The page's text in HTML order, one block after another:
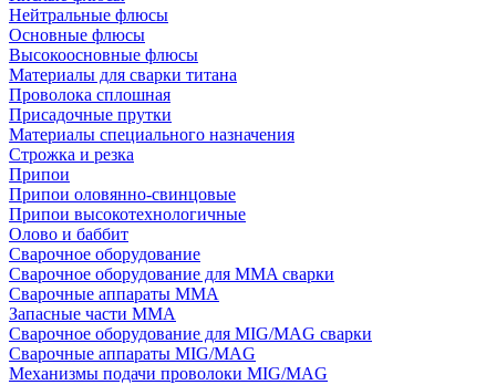
Нейтральные флюсы
Основные флюсы
Высокоосновные флюсы
Материалы для сварки титана
Проволока сплошная
Присадочные прутки
Материалы специального назначения
Строжка и резка
Припои
Припои оловянно-свинцовые
Припои высокотехнологичные
Олово и баббит
Сварочное оборудование
Сварочное оборудование для MMA сварки
Сварочные аппараты MMA
Запасные части MMA
Сварочное оборудование для MIG/MAG сварки
Сварочные аппараты MIG/MAG
Механизмы подачи проволоки MIG/MAG